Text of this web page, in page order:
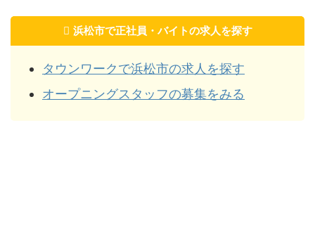
浜松市で正社員・バイトの求人を探す
タウンワークで浜松市の求人を探す
オープニングスタッフの募集をみる